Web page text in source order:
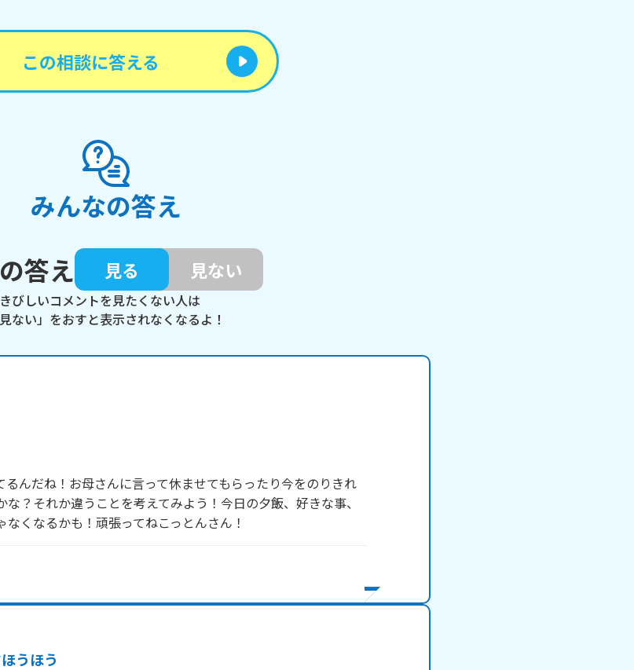
この相談に答える
みんなの答え
答え
見る 見ない
びしいコメントを見たくない人は
見ない」をおすと表示されなくなるよ！
るんだね！お母さんに言って休ませてもらったり今をのりきれ
？それか違うことを考えてみよう！今日の夕飯、好きな事、
くなるかも！頑張ってねこっとんさん！
うほう